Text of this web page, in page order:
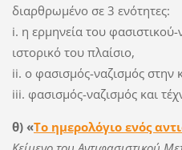
διαρθρωμένο σε 3 ενότητες:
i. η ερμηνεία του
ιστορικό του πλαίσιο,
ii. ο φασισμός-ναζισμός στην
iii. φασισμός-ναζισμός και
θ) «Το ημερολόγιο ενός